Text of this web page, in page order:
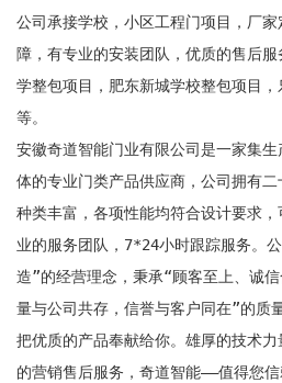
公司承接学校，小区工程门项目，厂
障，有专业的安装团队，优质的售后
学整包项目，肥东新城学校整包项目
等。
安徽奇道智能门业有限公司是一家集
体的专业门类产品供应商，公司拥有
种类丰富，各项性能均符合设计要求
业的服务团队，7*24小时跟踪服务。
造”的经营理念，秉承“顾客至上、诚
量与公司共存，信誉与客户同在”的质
把优质的产品奉献给你。雄厚的技术
的营销售后服务，奇道智能——值得您